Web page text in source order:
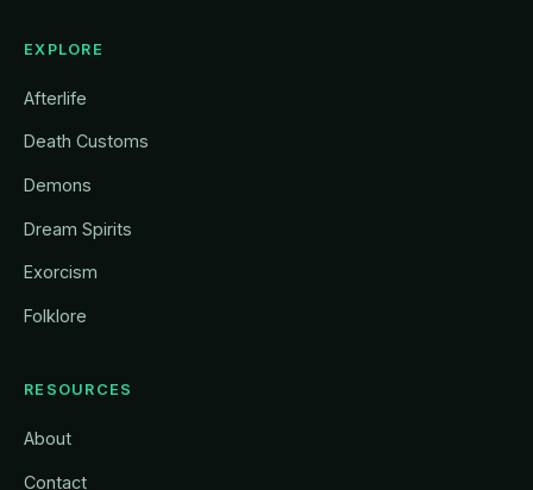
EXPLORE
Afterlife
Death Customs
Demons
Dream Spirits
Exorcism
Folklore
RESOURCES
About
Contact